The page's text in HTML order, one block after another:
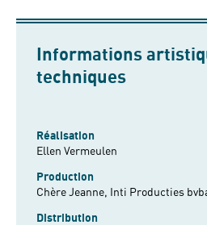
Informations
techniques
Réalisation
Ellen Vermeulen
Production
Chère Jeanne, Inti Producties
Distribution